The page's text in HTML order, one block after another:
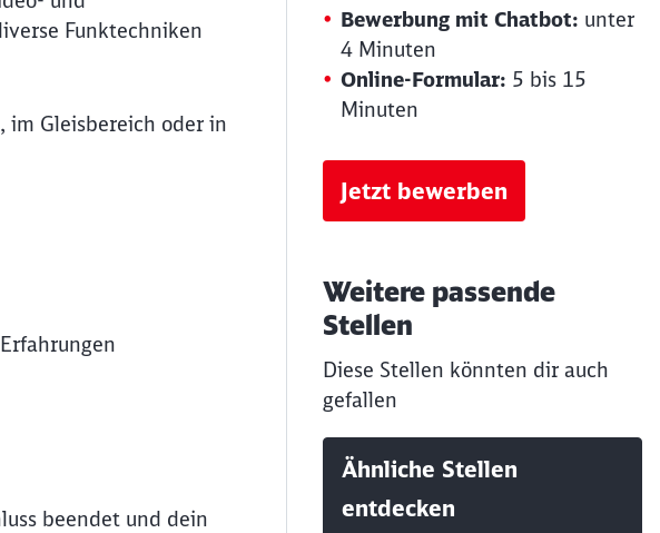
Funktechniken
im Gleisbereich oder in
beendet und dein
Bewerbung mit Chatbot: unter
4 Minuten
Online-Formular: 5 bis 15
Minuten
Jetzt bewerben
Weitere passende
Stellen
Diese Stellen könnten dir auch
gefallen
Ähnliche Stellen
entdecken